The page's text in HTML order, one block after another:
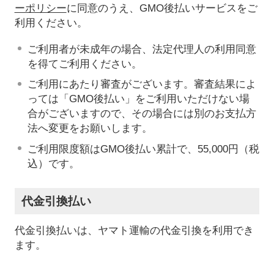
ーポリシーに同意のうえ、GMO後払いサービスをご
利用ください。
ご利用者が未成年の場合、法定代理人の利用同意
を得てご利用ください。
ご利用にあたり審査がございます。審査結果によ
っては「GMO後払い」をご利用いただけない場
合がございますので、その場合には別のお支払方
法へ変更をお願いします。
ご利用限度額はGMO後払い累計で、55,000円（税
込）です。
代金引換払い
代金引換払いは、ヤマト運輸の代金引換を利用でき
ます。